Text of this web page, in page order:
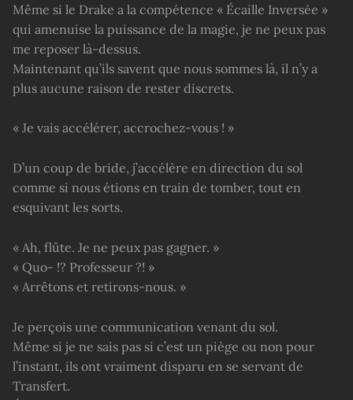
Même si le Drake a la compétence « Écaille Inversée »
qui amenuise la puissance de la magie, je ne peux pas
me reposer là-dessus.
Maintenant qu’ils savent que nous sommes là, il n’y a
plus aucune raison de rester discrets.
« Je vais accélérer, accrochez-vous ! »
D’un coup de bride, j’accélère en direction du sol
comme si nous étions en train de tomber, tout en
esquivant les sorts.
« Ah, flûte. Je ne peux pas gagner. »
« Quo- !? Professeur ?! »
« Arrêtons et retirons-nous. »
Je perçois une communication venant du sol.
Même si je ne sais pas si c’est un piège ou non pour
l’instant, ils ont vraiment disparu en se servant de
Transfert.